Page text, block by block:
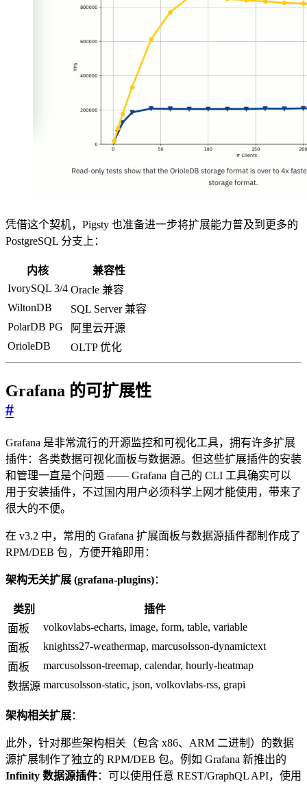
凭借这个契机，Pigsty 也准备进一步将扩展能力普及到更多的
PostgreSQL 分支上：
内核
兼容性
IvorySQL 3/4 Oracle 兼容
WiltonDB
SQL Server 兼容
PolarDB PG
阿里云开源
OrioleDB
OLTP 优化
Grafana 的可扩展性
#
Grafana 是非常流行的开源监控和可视化工具，拥有许多扩展
插件：各类数据可视化面板与数据源。但这些扩展插件的安装
和管理一直是个问题 —— Grafana 自己的 CLI 工具确实可以
用于安装插件，不过国内用户必须科学上网才能使用，带来了
很大的不便。
在 v3.2 中，常用的 Grafana 扩展面板与数据源插件都制作成了
RPM/DEB 包，方便开箱即用：
架构无关扩展 (grafana-plugins)：
类别
插件
面板
volkovlabs-echarts, image, form, table, variable
面板
knightss27-weathermap, marcusolsson-dynamictext
面板
marcusolsson-treemap, calendar, hourly-heatmap
数据源 marcusolsson-static, json, volkovlabs-rss, grapi
架构相关扩展：
此外，针对那些架构相关（包含 x86、ARM 二进制）的数据
源扩展制作了独立的 RPM/DEB 包。例如 Grafana 新推出的
Infinity 数据源插件：可以使用任意 REST/GraphQL API，使用